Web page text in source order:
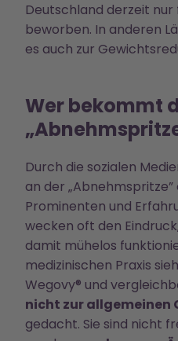
Deutschland derzeit
beworben. In anderen
es auch zur
Wer bekommt
Durch die sozialen
an der
Prominenten und
wecken oft den
damit mühelos
medizinischen Praxis
Wegovy® und
nicht zur allgemeinen
gedacht. Sie sind nicht